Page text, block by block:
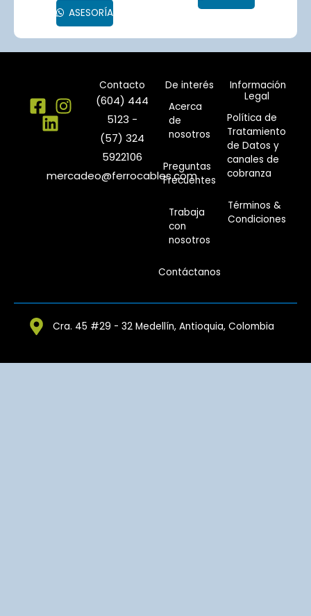
ASESORÍA
Contacto
(604) 444
5123 -
(57) 324
5922106
mercadeo@ferrocables.com
De interés
Acerca
de
nosotros
Preguntas
Frecuentes
Trabaja
con
nosotros
Contáctanos
Información
Legal
Política de
Tratamiento
de Datos y
canales de
cobranza
Términos &
Condiciones
Cra. 45 #29 - 32 Medellín, Antioquia, Colombia